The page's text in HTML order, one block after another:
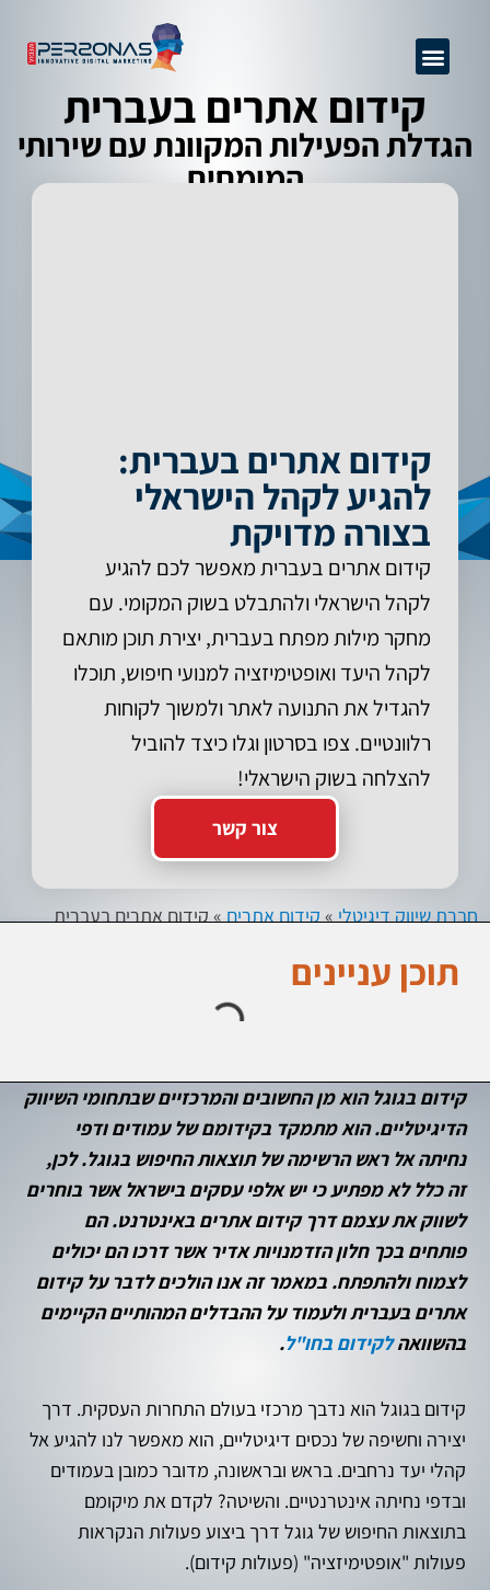
קידום אתרים בעברית
הגדלת הפעילות המקוונת עם שירותי
המומחים
קידום אתרים בעברית:
להגיע לקהל הישראלי
בצורה מדויקת
קידום אתרים בעברית מאפשר לכם להגיע
לקהל הישראלי ולהתבלט בשוק המקומי. עם
מחקר מילות מפתח בעברית, יצירת תוכן מותאם
לקהל היעד ואופטימיזציה למנועי חיפוש, תוכלו
להגדיל את התנועה לאתר ולמשוך לקוחות
רלוונטיים. צפו בסרטון וגלו כיצד להוביל
להצלחה בשוק הישראלי!
צור קשר
חברת שיווק דיגיטלי»קידום אתרים»קידום אתרים בעברית
תוכן עניינים
קידום בגוגל הוא מן החשובים והמרכזיים שבתחומי השיווק
הדיגיטליים. הוא מתמקד בקידומם של עמודים ודפי
נחיתה אל ראש הרשימה של תוצאות החיפוש בגוגל. לכן,
זה כלל לא מפתיע כי יש אלפי עסקים בישראל אשר בוחרים
לשווק את עצמם דרך קידום אתרים באינטרנט. הם
פותחים בכך חלון הזדמנויותאדיראשר דרכו הם יכולים
לצמוח ולהתפתח. במאמר זה אנו הולכים לדבר על קידום
אתרים בעברית ולעמוד על ההבדלים המהותיים הקיימים
בהשוואהלקידום בחו"ל.
קידום בגוגל הוא נדבך מרכזי בעולם התחרות העסקית. דרך
יצירה וחשיפה של נכסים דיגיטליים, הוא מאפשר לנו להגיע אל
קהלי יעד נרחבים. בראש ובראשונה, מדובר כמובן בעמודים
ובדפי נחיתה אינטרנטיים. והשיטה? לקדם את מיקומם
בתוצאות החיפוש של גוגל דרך ביצוע פעולות הנקראות
פעולות "אופטימיזציה" (פעולות קידום).